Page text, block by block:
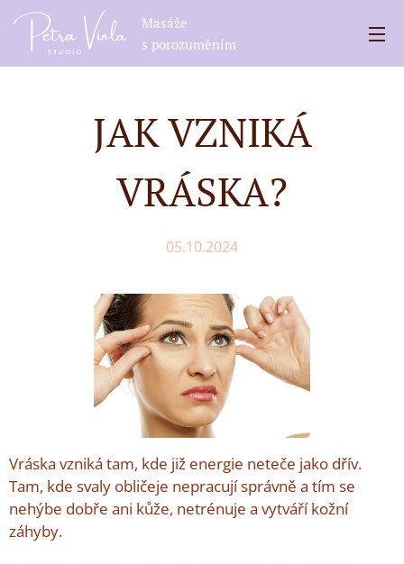
Masáže
s porozuměním
JAK VZNIKÁ
VRÁSKA?
05.10.2024
Vráska vzniká tam, kde již energie neteče jako dřív.
Tam, kde svaly obličeje nepracují správně a tím se
nehýbe dobře ani kůže, netrénuje a vytváří kožní
záhyby.